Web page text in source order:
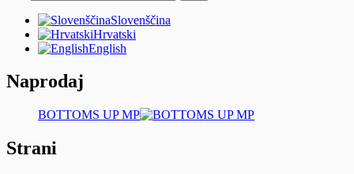
Slovenščina
Hrvatski
English
Naprodaj
BOTTOMS UP MP
Strani